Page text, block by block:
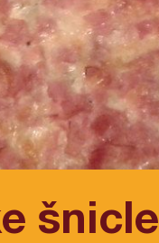
šnicle